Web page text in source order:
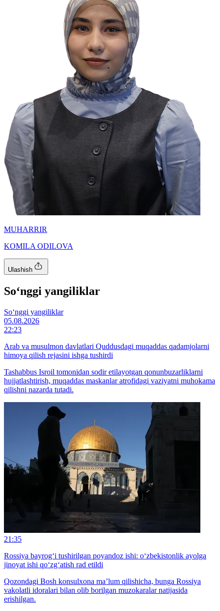
MUHARRIR
KOMILA ODILOVA
Ulashish
So‘nggi yangiliklar
So‘nggi yangiliklar
05.08.2026
22:23
Arab va musulmon davlatlari Quddusdagi muqaddas qadamjolarni
himoya qilish rejasini ishga tushirdi
Tashabbus Isroil tomonidan sodir etilayotgan qonunbuzarliklarni
hujjatlashtirish, muqaddas maskanlar atrofidagi vaziyatni muhokama
qilishni nazarda tutadi.
21:35
Rossiya bayrog‘i tushirilgan poyandoz ishi: o‘zbekistonlik ayolga
jinoyat ishi qo‘zg‘atish rad etildi
Qozondagi Bosh konsulxona ma’lum qilishicha, bunga Rossiya
vakolatli idoralari bilan olib borilgan muzokaralar natijasida
erishilgan.